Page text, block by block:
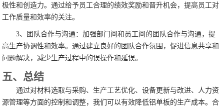
极性和创造力。通过给予员工合理的绩效奖励和晋升机会，提高员工对
工作质量和效率的关注。
3、团队合作与沟通：加强部门间和员工间的团队合作与沟通，提
高生产协调性和效率。通过建立良好的团队合作氛围，促进信息共享和
问题解决，减少生产过程中的误操作和延误。
五、总结
通过对材料选取与采购、生产工艺优化、设备更新与改进、人力资
源管理等方面的控制和调整，我们可以有效降低铝单板的生产成本。合